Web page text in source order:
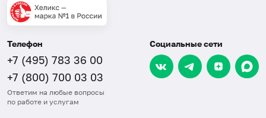
Телефон
+7 (495) 783 36 00
+7 (800) 700 03 03
Ответим на любые вопросы
по работе и услугам
Социальные сети